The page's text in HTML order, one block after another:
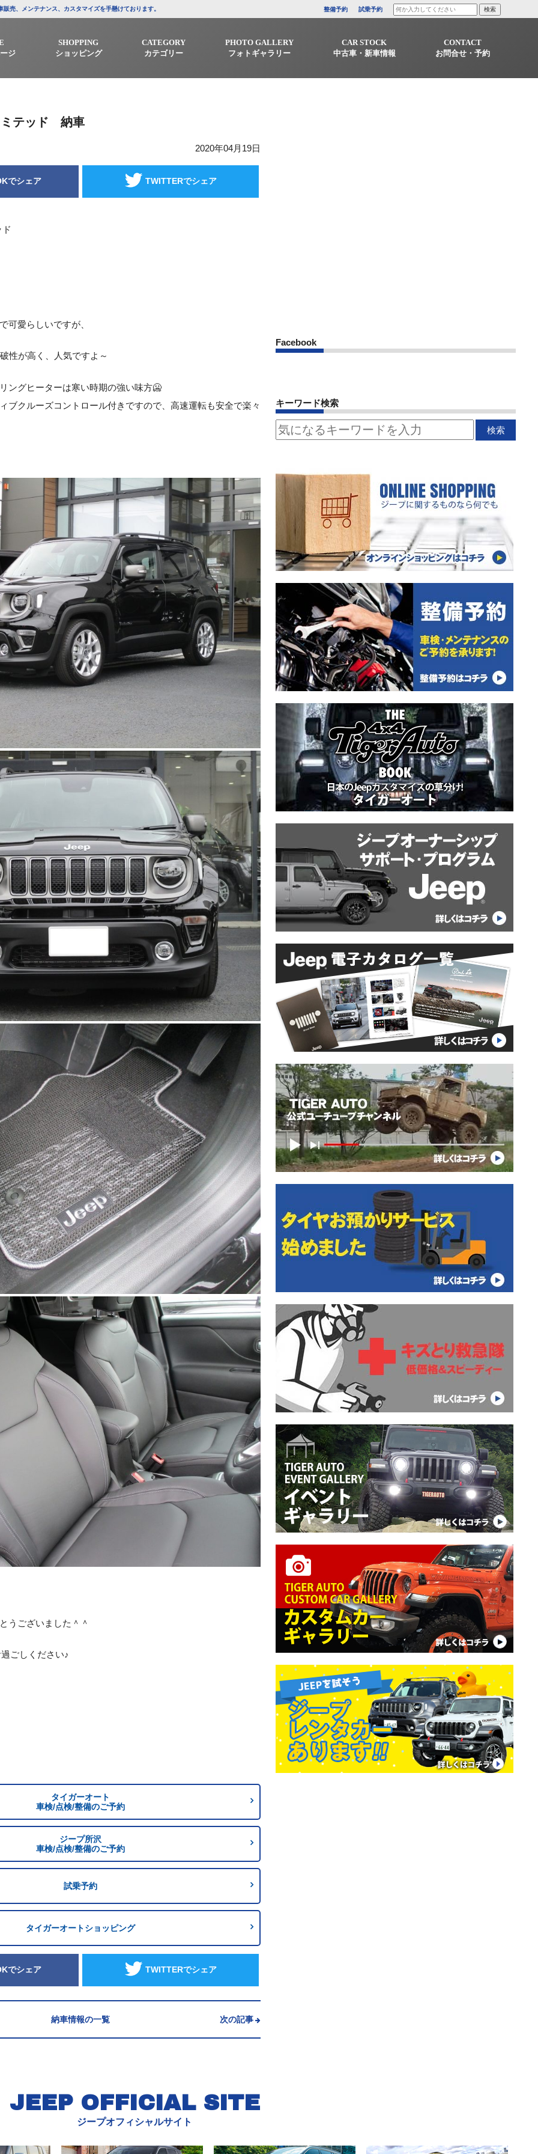
売、メンテナンス、カスタマイズを手懸けております。 整備予約 試乗予約
ジ
SHOPPING
ショッピング
CATEGORY
カテゴリー
PHOTO GALLERY
フォトギャラリー
CAR STOCK
中古車・新車情報
CONTACT
お問合せ・予約
テッド 納車
2020年04月19日
でシェア TWITTERでシェア
可愛らしいですが、
性が高く、人気ですよ～
ングヒーターは寒い時期の強い味方🥶
ブクルーズコントロール付きですので、高速運転も安全で楽々
うございました＾＾
ごしください♪
タイガーオート
車検/点検/整備のご予約
ジープ所沢
車検/点検/整備のご予約
試乗予約
タイガーオートショッピング
でシェア TWITTERでシェア
納車情報の一覧 次の記事
Facebook
キーワード検索
JEEP OFFICIAL SITE
ジープオフィシャルサイト